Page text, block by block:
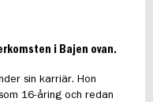
i Bajen ovan.
sin karriär. Hon
16-åring och redan